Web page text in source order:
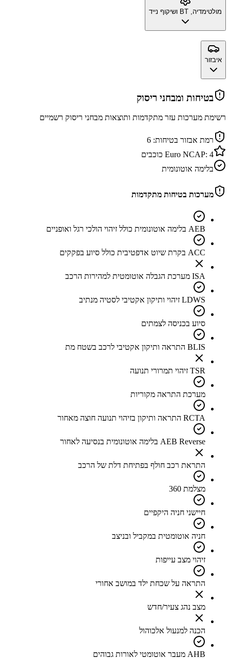
מולטימדיה, BT ושיקוף נייד
איבזור
בטיחות ומבחני ריסוק
רשימת מערכות עזר מתקדמות ותוצאות מבחני ריסוק רשמיים
רמת אבזור בטיחות: 6
Euro NCAP: 4
כוכבים
בלימה אוטונומית
מערכות בטיחות מתקדמות
AEB בלימה אוטונומית כולל זיהוי הולכי רגל ואופניים
ACC בקרת שיוט אדפטיבית כולל סיוע בפקקים
ISA מערכת הגבלה אוטומטית למהירות הרכב
LDWS זיהוי ותיקון אקטיבי לסטיה מנתיב
סיוע בכניסה לצמתים
BLIS התראה ותיקון אקטיבי לרכב בשטח מת
TSR זיהוי תמרורי תנועה
מערכת התראה מקוריות
RCTA התראה ותיקון בזיהוי תנועה חוצה מאחור
AEB Reverse בלימה אוטונומית בנסיעה לאחור
התראת רכב חולף בפתיחת דלת של הרכב
מצלמת 360
חיישני חניה היקפיים
חניה אוטומטית במקביל ובניצב
זיהוי מצב עייפות
התראה על שכחת ילד במושב אחורי
מצב נהג צעיר/חדש
הכנה למנעול אלכוהול
AHB מעבר אוטומטי לאורות גבוהים